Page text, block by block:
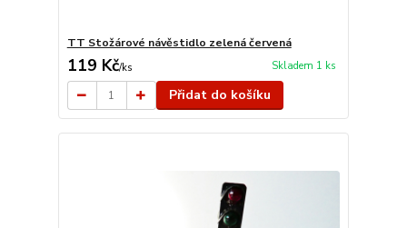
TT Stožárové návěstidlo zelená červená
119 Kč/ks Skladem 1 ks
Přidat do košíku